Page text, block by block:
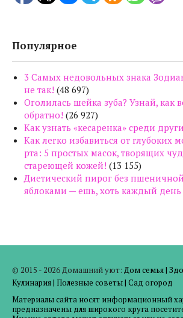
Популярное
3 Самых недовольных знака
не так! (48 697)
Оголилась шейка зуба? Узнай, как
обратно! (26 927)
Как узнать «кесаренка» среди
Как легко избавиться от глубоких
рта: 5 простых масок, творящих
стареющей кожей! (13 155)
Диетический пирог без
яблоками — ешь, хоть каждый день
© 2015 - 2026 Домашний уют: Дом семья|
Кулинария| Полезные советы| Сад огород
Материалы сайта носят информационный
предназначены для широкого круга